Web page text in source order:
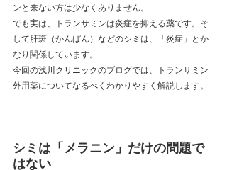
ンと来ない方は少なくありません。
でも実は、トランサミンは炎症を抑える薬です。そ
して肝斑（かんぱん）などのシミは、「炎症」とか
なり関係しています。
今回の浅川クリニックのブログでは、トランサミン
外用薬についてなるべくわかりやすく解説します。
シミは「メラニン」だけの問題で
はない